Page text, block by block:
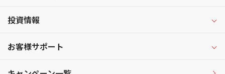
投資情報
お客様サポート